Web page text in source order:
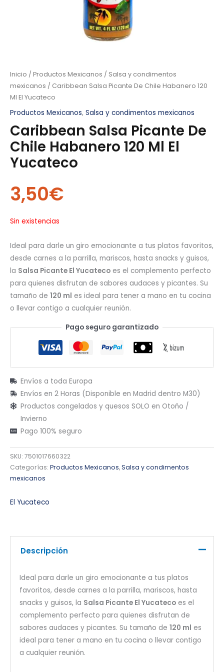
Inicio / Productos Mexicanos / Salsa y condimentos
mexicanos / Caribbean Salsa Picante De Chile Habanero 120
Ml El Yucateco
Productos Mexicanos, Salsa y condimentos mexicanos
Caribbean Salsa Picante De
Chile Habanero 120 Ml El
Yucateco
3,50€
Sin existencias
Ideal para darle un giro emocionante a tus platos favoritos,
desde carnes a la parrilla, mariscos, hasta snacks y guisos,
la Salsa Picante El Yucateco es el complemento perfecto
para quienes disfrutan de sabores audaces y picantes. Su
tamaño de 120 ml es ideal para tener a mano en tu cocina
o llevar contigo a cualquier reunión.
Pago seguro garantizado
Envíos a toda Europa
Envíos en 2 Horas (Disponible en Madrid dentro M30)
Productos congelados y quesos SOLO en Otoño /
Invierno
Pago 100% seguro
SKU: 7501017660322
Categorías: Productos Mexicanos,Salsa y condimentos
mexicanos
El Yucateco
Descripción
Ideal para darle un giro emocionante a tus platos
favoritos, desde carnes a la parrilla, mariscos, hasta
snacks y guisos, la Salsa Picante El Yucatecoes el
complemento perfecto para quienes disfrutan de
sabores audaces y picantes. Su tamaño de 120 ml es
ideal para tener a mano en tu cocina o llevar contigo
a cualquier reunión.